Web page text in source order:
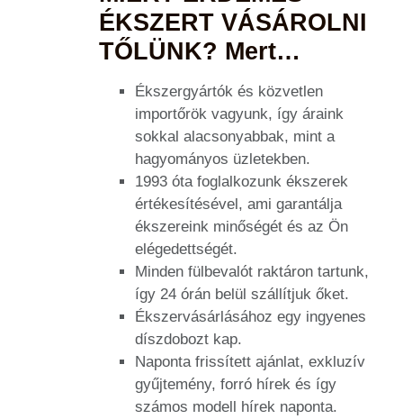
ÉKSZERT VÁSÁROLNI
TŐLÜNK? Mert…
Ékszergyártók és közvetlen
importőrök vagyunk, így áraink
sokkal alacsonyabbak, mint a
hagyományos üzletekben.
1993 óta foglalkozunk ékszerek
értékesítésével, ami garantálja
ékszereink minőségét és az Ön
elégedettségét.
Minden fülbevalót raktáron tartunk,
így 24 órán belül szállítjuk őket.
Ékszervásárlásához egy ingyenes
díszdobozt kap.
Naponta frissített ajánlat, exkluzív
gyűjtemény, forró hírek és így
számos modell hírek naponta.